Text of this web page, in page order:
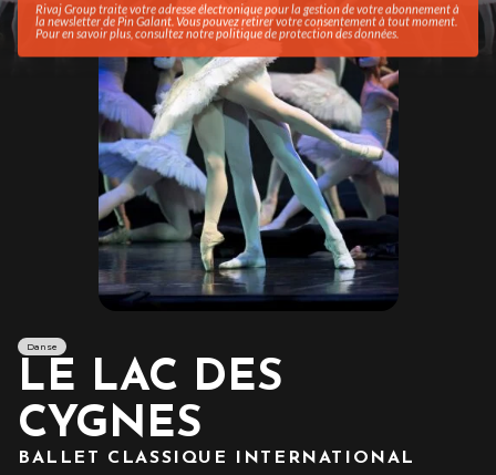
Rivaj Group traite votre adresse électronique pour la gestion de votre abonnement à
la newsletter dePin Galant. Vous pouvez retirer votre consentement à tout moment.
Pour en savoir plus, consultez notrepolitique de protection des données.
Danse
LE LAC DES
CYGNES
BALLET CLASSIQUE INTERNATIONAL